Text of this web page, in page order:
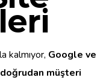
kalmıyor, Google ve
müşteri